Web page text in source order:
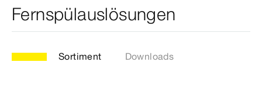
Fernspülauslösungen
Sortiment Downloads